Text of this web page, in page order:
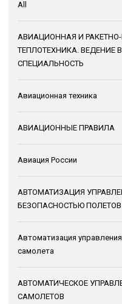
All
АВИАЦИОННАЯ И
ТЕПЛОТЕХНИКА. ВЕДЕНИЕ В
СПЕЦИАЛЬНОСТЬ
Авиационная техника
АВИАЦИОННЫЕ ПРАВИЛА
Авиация России
АВТОМАТИЗАЦИЯ
БЕЗОПАСНОСТЬЮ ПОЛЕТОВ
Автоматизация
самолета
АВТОМАТИЧЕСКОЕ
САМОЛЕТОВ